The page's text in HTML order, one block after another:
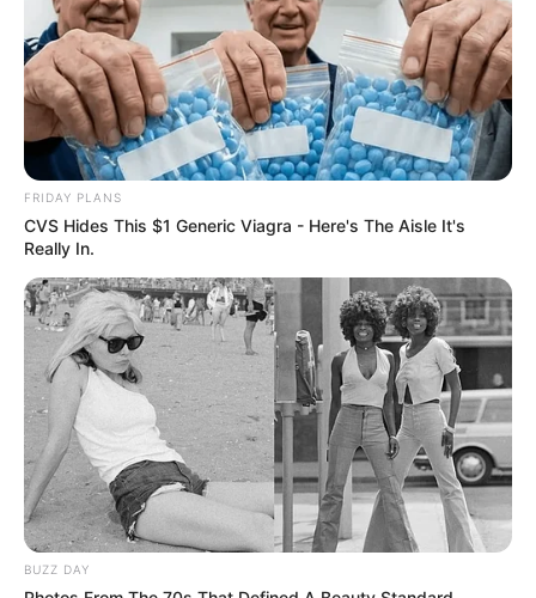
FRIDAY PLANS
CVS Hides This $1 Generic Viagra - Here's The Aisle It's
Really In.
BUZZ DAY